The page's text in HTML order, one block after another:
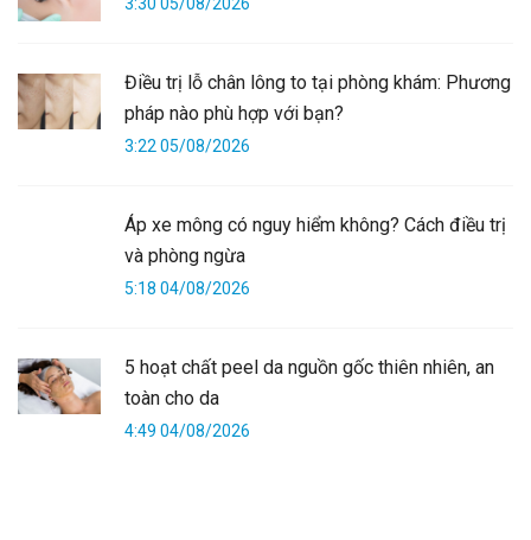
3:30 05/08/2026
Điều trị lỗ chân lông to tại phòng khám: Phương
pháp nào phù hợp với bạn?
3:22 05/08/2026
Áp xe mông có nguy hiểm không? Cách điều trị
và phòng ngừa
5:18 04/08/2026
5 hoạt chất peel da nguồn gốc thiên nhiên, an
toàn cho da
4:49 04/08/2026